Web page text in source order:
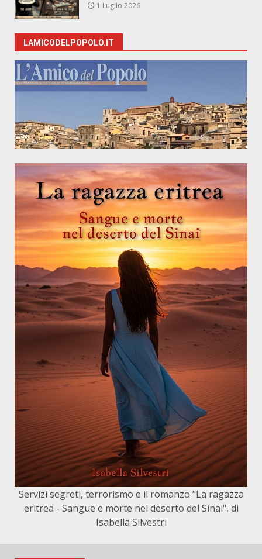
1 Luglio 2026
LAMICODELPOPOLO.IT
Servizi segreti, terrorismo e il romanzo "La ragazza
eritrea - Sangue e morte nel deserto del Sinai", di
Isabella Silvestri